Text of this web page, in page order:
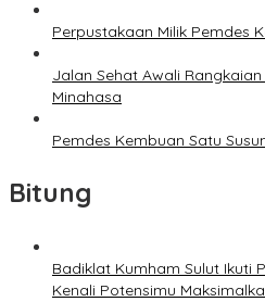
Perpustakaan Milik Pemdes
Jalan Sehat Awali
Minahasa
Pemdes Kembuan Satu
Bitung
Badiklat Kumham Sulut Ikuti
Kenali Potensimu